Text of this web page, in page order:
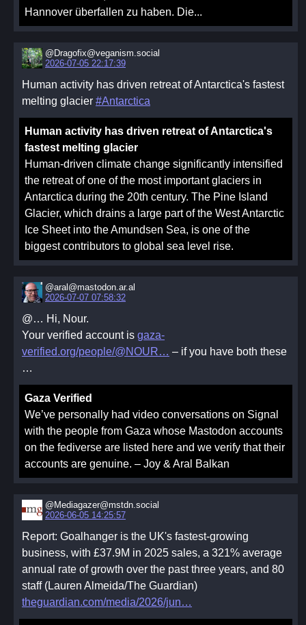
Hannover überfallen zu haben. Die...
@Dragofix@veganism.social
2026-07-05 22:17:39
Human activity has driven retreat of Antarctica's fastest
melting glacier #Antarctica
Human activity has driven retreat of Antarctica's
fastest melting glacier
Human-driven climate change significantly intensified
the retreat of one of the most important glaciers in
Antarctica during the 20th century. The Pine Island
Glacier, which drains a large part of the West Antarctic
Ice Sheet into the Amundsen Sea, is one of the
biggest contributors to global sea level rise.
@aral@mastodon.ar.al
2026-07-07 07:58:32
@… Hi, Nour.
Your verified account is gaza-
verified.org/people/@NOUR
– if you have both these
…
Gaza Verified
We’ve personally had video conversations on Signal
with the people from Gaza whose Mastodon accounts
on the fediverse are listed here and we verify that their
accounts are genuine. – Joy & Aral Balkan
@Mediagazer@mstdn.social
2026-06-05 14:25:57
Report: Goalhanger is the UK's fastest-growing
business, with £37.9M in 2025 sales, a 321% average
annual rate of growth over the past three years, and 80
staff (Lauren Almeida/The Guardian)
theguardian.com/media/2026/jun